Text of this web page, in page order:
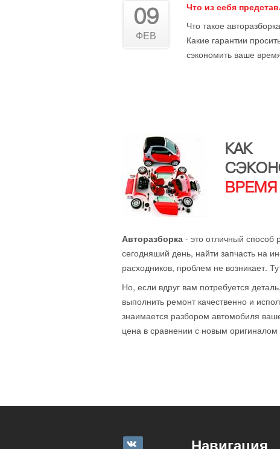
09
ФЕВ
Что из себя
Что такое
Какие гарантии
сэкономить ваше
КАК
ВРЕМЯ
Авторазборка - это отличный способ
сегодняший день, найти запчасть на
расходников, проблем не возникает.
Но, если вдруг вам потребуется
выполнить ремонт качественно и
знаимается разбором автомобиля
цена в сравнении с новым оригиналом
Навигация